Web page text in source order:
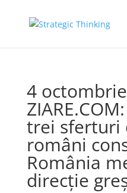
4
trei sferturi
români
România
direcție